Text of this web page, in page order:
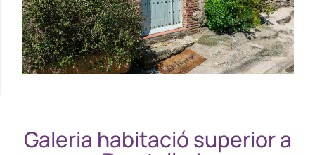
Galeria habitació superior a